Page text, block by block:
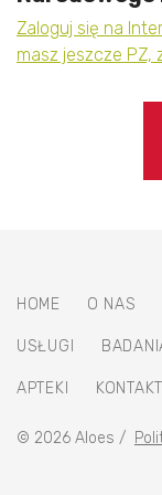
Zaloguj się na
masz jeszcze PZ,
HOME O NAS
USŁUGI
APTEKI KONTAKT
© 2026 Aloes /